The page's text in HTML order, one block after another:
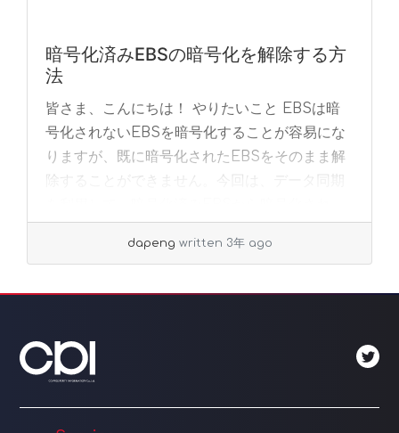
暗号化済みEBSの暗号化を解除する方
法
皆さま、こんにちは！ やりたいこと EBSは暗
号化されないEBSを暗号化することが容易にな
りますが、既に暗号化されたEBSをそのまま解
除することができません。今回は、データ同期
dapeng written 3年 ago